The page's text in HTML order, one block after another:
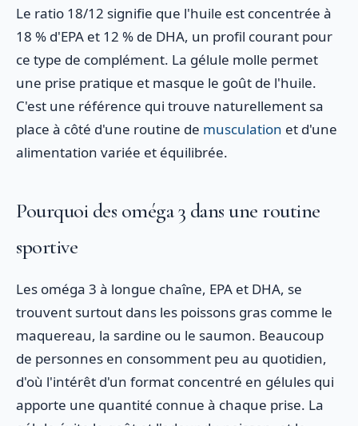
Le ratio 18/12 signifie que l'huile est concentrée à
18 % d'EPA et 12 % de DHA, un profil courant pour
ce type de complément. La gélule molle permet
une prise pratique et masque le goût de l'huile.
C'est une référence qui trouve naturellement sa
place à côté d'une routine de musculation et d'une
alimentation variée et équilibrée.
Pourquoi des oméga 3 dans une routine
sportive
Les oméga 3 à longue chaîne, EPA et DHA, se
trouvent surtout dans les poissons gras comme le
maquereau, la sardine ou le saumon. Beaucoup
de personnes en consomment peu au quotidien,
d'où l'intérêt d'un format concentré en gélules qui
apporte une quantité connue à chaque prise. La